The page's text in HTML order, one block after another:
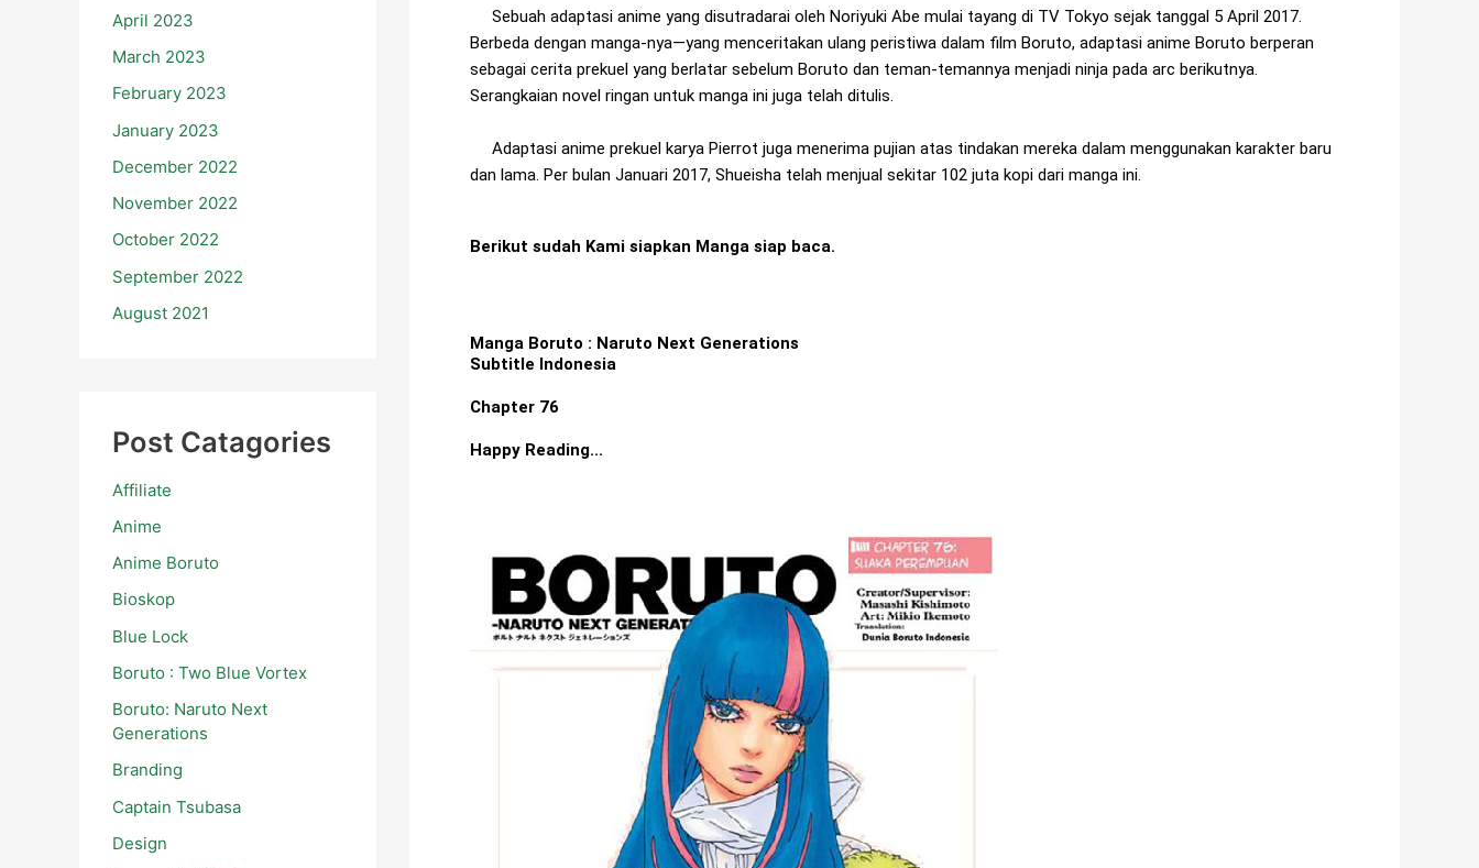
April 2023
March 2023
February 2023
January 2023
December 2022
November 2022
October 2022
September 2022
August 2021
Post Catagories
Affiliate
Anime
Anime Boruto
Bioskop
Blue Lock
Boruto : Two Blue Vortex
Boruto: Naruto Next
Generations
Branding
Captain Tsubasa
Design
Sebuah adaptasi anime yang disutradarai oleh Noriyuki Abe mulai tayang di TV Tokyo sejak tanggal 5 April 2017.
Berbeda dengan manga-nya—yang menceritakan ulang peristiwa dalam film Boruto, adaptasi anime Boruto berperan
sebagai cerita prekuel yang berlatar sebelum Boruto dan teman-temannya menjadi ninja pada arc berikutnya.
Serangkaian novel ringan untuk manga ini juga telah ditulis.
Adaptasi anime prekuel karya Pierrot juga menerima pujian atas tindakan mereka dalam menggunakan karakter baru
dan lama. Per bulan Januari 2017, Shueisha telah menjual sekitar 102 juta kopi dari manga ini.
Berikut sudah Kami siapkan Manga siap baca.
Manga Boruto : Naruto Next Generations
Subtitle Indonesia
Chapter 76
Happy Reading...